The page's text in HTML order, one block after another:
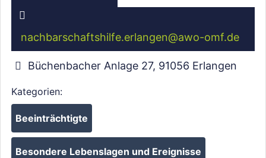
nachbarschaftshilfe.erlangen@awo-omf.de
Büchenbacher Anlage 27, 91056 Erlangen
Kategorien:
Beeinträchtigte
Besondere Lebenslagen und Ereignisse